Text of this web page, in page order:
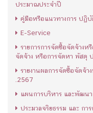
ประมาณประจำปี
คู่มือหรือแนวทางการ ปฏิบั
E-Service
รายการการจัดซื้อจัดจ้าง
จัดจ้าง หรือการจัดหา พัสดุ
รายงานผลการจัดซื้อจัดจ้
.2567
แผนการบริหาร และพัฒน
ประมวลจริยธรรม และ กา